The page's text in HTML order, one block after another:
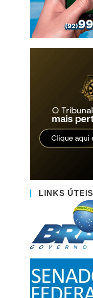
LINKS ÚTEIS